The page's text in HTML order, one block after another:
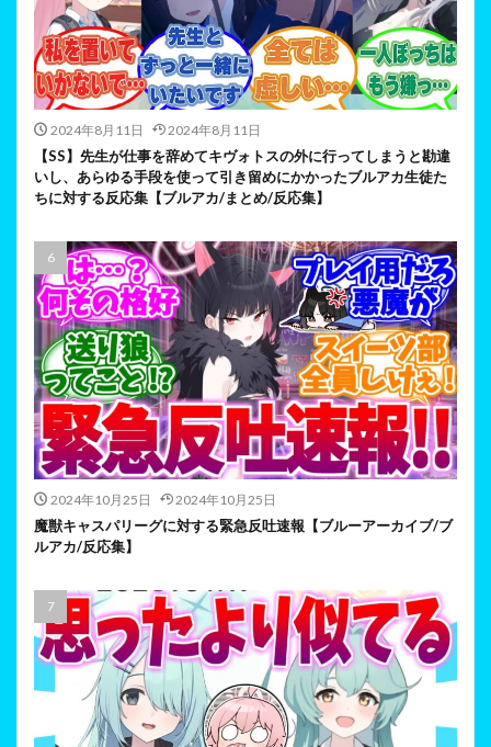
2024年8月11日 2024年8月11日
【SS】先生が仕事を辞めてキヴォトスの外に行ってしまうと勘違
いし、あらゆる手段を使って引き留めにかかったブルアカ生徒た
ちに対する反応集【ブルアカ/まとめ/反応集】
2024年10月25日 2024年10月25日
魔獣キャスパリーグに対する緊急反吐速報【ブルーアーカイブ/ブ
ルアカ/反応集】